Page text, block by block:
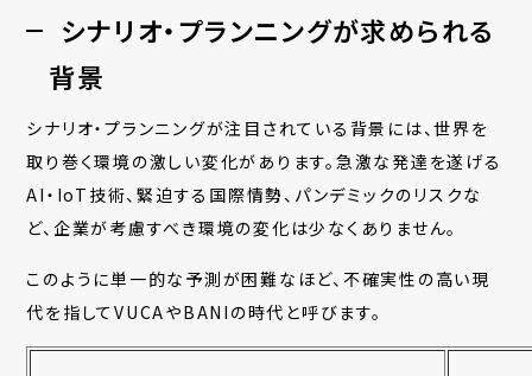
シナリオ・プランニングが求められる
背景
シナリオ・プランニングが注目されている背景には、世界を
取り巻く環境の激しい変化があります。急激な発達を遂げる
AI・IoT技術、緊迫する国際情勢、パンデミックのリスクな
ど、企業が考慮すべき環境の変化は少なくありません。
このように単一的な予測が困難なほど、不確実性の高い現
代を指してVUCAやBANIの時代と呼びます。